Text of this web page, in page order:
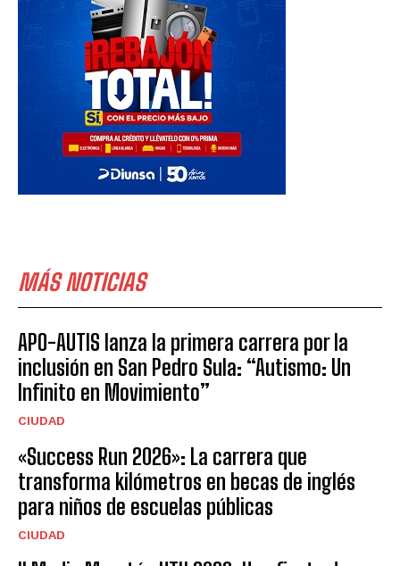
MÁS NOTICIAS
APO-AUTIS lanza la primera carrera por la
inclusión en San Pedro Sula: “Autismo: Un
Infinito en Movimiento”
CIUDAD
«Success Run 2026»: La carrera que
transforma kilómetros en becas de inglés
para niños de escuelas públicas
CIUDAD